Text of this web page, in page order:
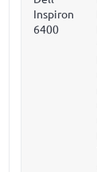
Inspiron
6400